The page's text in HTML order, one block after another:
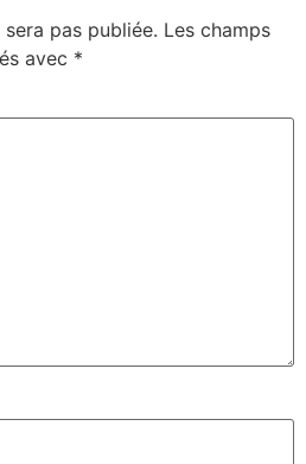
pas publiée. Les champs
avec *